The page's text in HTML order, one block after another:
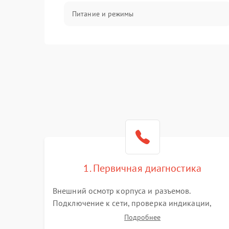
Питание и режимы
1. Первичная диагностика
Внешний осмотр корпуса и разъемов.
Подключение к сети, проверка индикации,
звуковых сигналов и кодов ошибок. Измерение
Подробнее